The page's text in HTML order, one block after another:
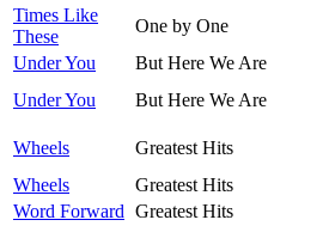
Times Like
These
One by One
Under You
But Here We Are
Under You
But Here We Are
Wheels
Greatest Hits
Wheels
Greatest Hits
Word Forward Greatest Hits